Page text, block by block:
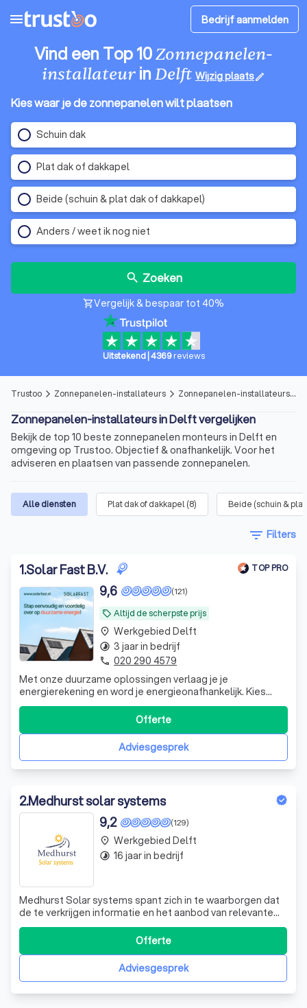
menu Bedrijf aanmelden
Vind een Top 10Zonnepanelen-
installateurinDelft Wijzig plaatsedit
Kies waar je de zonnepanelen wilt plaatsen
Schuin dak
Plat dak of dakkapel
Beide (schuin & plat dak of dakkapel)
Anders / weet ik nog niet
search Zoeken
shopping_cartVergelijk & bespaar tot 40%
Uitstekend| 4369 reviews
Trustoo arrow_forward_ios Zonnepanelen-installateurs arrow_forward_ios Zonnepanelen-installateurs in Delft
Zonnepanelen-installateurs in Delft vergelijken
Bekijk de top 10 beste zonnepanelen monteurs in Delft en
omgeving op Trustoo. Objectief & onafhankelijk. Voor het
adviseren en plaatsen van passende zonnepanelen.
Alle diensten Plat dak of dakkapel(8) Beide (schuin &
filter_list Filters
1.Solar Fast B.V. TOP PRO
local_offer Altijd de scherpste prijs
(121)
9,6
Met onze duurzame oplossingen verlaag je je
energierekening en word je energieonafhankelijk. Kies
voor zonnepanelen, thuisbatterij, laadpaal, airco of
Adviesgesprek
Offerte
place Werkgebied Delft
timelapse 3 jaar in bedrijf
phone 020 290 4579
2.Medhurst solar systems
(129)
9,2
Medhurst Solar systems spant zich in te waarborgen dat
de te verkrijgen informatie en het aanbod van relevante
content waarnaar wordt verwezen en waarin Medhurst
Solar systems als portal fungeert volledig en juist is.
Echter kan Medhurst Solar systems niet verantwoordelijk
worden gehouden voor enigeAdviesgesprek
Offerte
place Werkgebied Delft
timelapse 16 jaar in bedrijf